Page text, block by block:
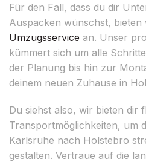
Für den Fall, dass du dir
Auspacken wünschst, bieten
Umzugsservice an. Unser
kümmert sich um alle
der Planung bis hin zur
deinem neuen Zuhause in
Du siehst also, wir bieten dir
Transportmöglichkeiten, um
Karlsruhe nach Holstebro
gestalten. Vertraue auf die